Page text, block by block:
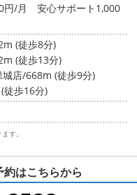
/月 安心サポート1,000
(徒歩8分)
(徒歩13分)
店/668m (徒歩9分)
徒歩16分)
す。
約はこちらから